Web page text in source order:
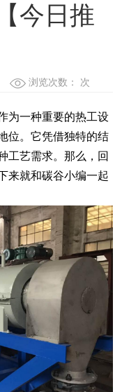
今日推
浏览次数： 次
为一种重要的热工设
位。它凭借独特的结
工艺需求。那么，回
来就和碳谷小编一起